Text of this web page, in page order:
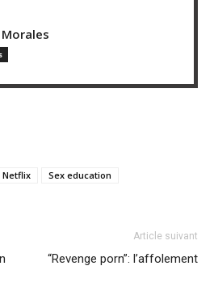
Netflix Sex education
Article suivant
“Revenge porn”: l’affolement